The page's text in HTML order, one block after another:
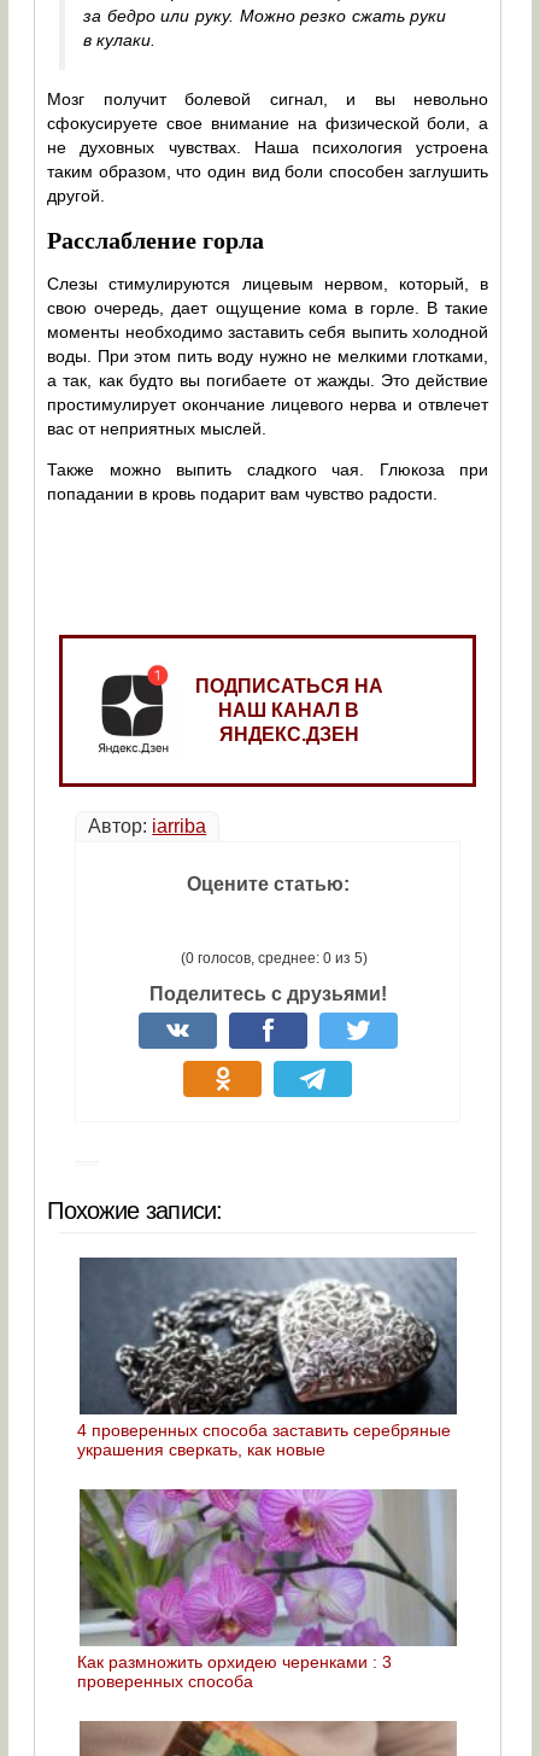
за бедро или руку. Можно резко сжать руки
в кулаки.
Мозг получит болевой сигнал, и вы невольно
сфокусируете свое внимание на физической боли, а
не духовных чувствах. Наша психология устроена
таким образом, что один вид боли способен заглушить
другой.
Расслабление горла
Слезы стимулируются лицевым нервом, который, в
свою очередь, дает ощущение кома в горле. В такие
моменты необходимо заставить себя выпить холодной
воды. При этом пить воду нужно не мелкими глотками,
а так, как будто вы погибаете от жажды. Это действие
простимулирует окончание лицевого нерва и отвлечет
вас от неприятных мыслей.
Также можно выпить сладкого чая. Глюкоза при
попадании в кровь подарит вам чувство радости.
ПОДПИСАТЬСЯ НА
НАШ КАНАЛ В
ЯНДЕКС.ДЗЕН
Автор: iarriba
Оцените статью:
(0 голосов, среднее: 0 из 5)
Поделитесь с друзьями!
Похожие записи:
4 проверенных способа заставить серебряные
украшения сверкать, как новые
Как размножить орхидею черенками : 3
проверенных способа